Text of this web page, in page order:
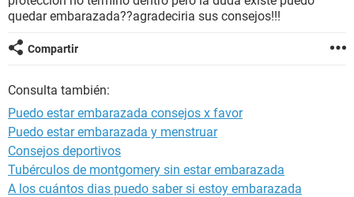
GLOSARIO
quedar embarazada??agradeciria sus consejos!!!
Compartir
Consulta también:
Puedo estar embarazada consejos x favor
Puedo estar embarazada y menstruar
Consejos deportivos
Tubérculos de montgomery sin estar embarazada
A los cuántos dias puedo saber si estoy embarazada